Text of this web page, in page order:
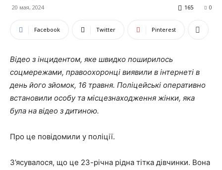
20 мая, 2024 0
165
Facebook Twitter Pinterest
Відео з інцидентом, яке швидко поширилось
соцмережами, правоохоронці виявили в інтернеті в
день його зйомок, 16 травня. Поліцейські оперативно
встановили особу та місцезнаходження жінки, яка
була на відео з дитиною.
Про це повідомили у поліції.
З’ясувалося, що це 23-річна рідна тітка дівчинки. Вона